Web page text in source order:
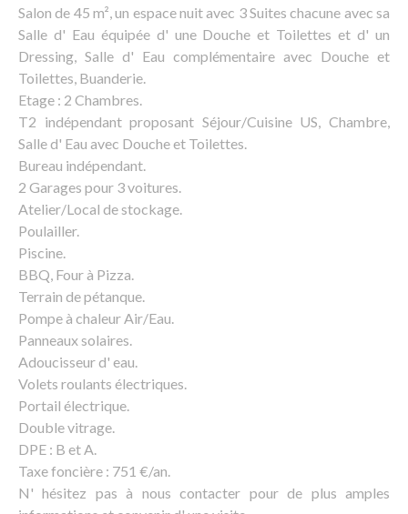
Salon de 45 m², un espace nuit avec 3 Suites chacune avec sa
Salle d' Eau équipée d' une Douche et Toilettes et d' un
Dressing, Salle d' Eau complémentaire avec Douche et
Toilettes, Buanderie.
Etage : 2 Chambres.
T2 indépendant proposant Séjour/Cuisine US, Chambre,
Salle d' Eau avec Douche et Toilettes.
Bureau indépendant.
2 Garages pour 3 voitures.
Atelier/Local de stockage.
Poulailler.
Piscine.
BBQ, Four à Pizza.
Terrain de pétanque.
Pompe à chaleur Air/Eau.
Panneaux solaires.
Adoucisseur d' eau.
Volets roulants électriques.
Portail électrique.
Double vitrage.
DPE : B et A.
Taxe foncière : 751 €/an.
N' hésitez pas à nous contacter pour de plus amples